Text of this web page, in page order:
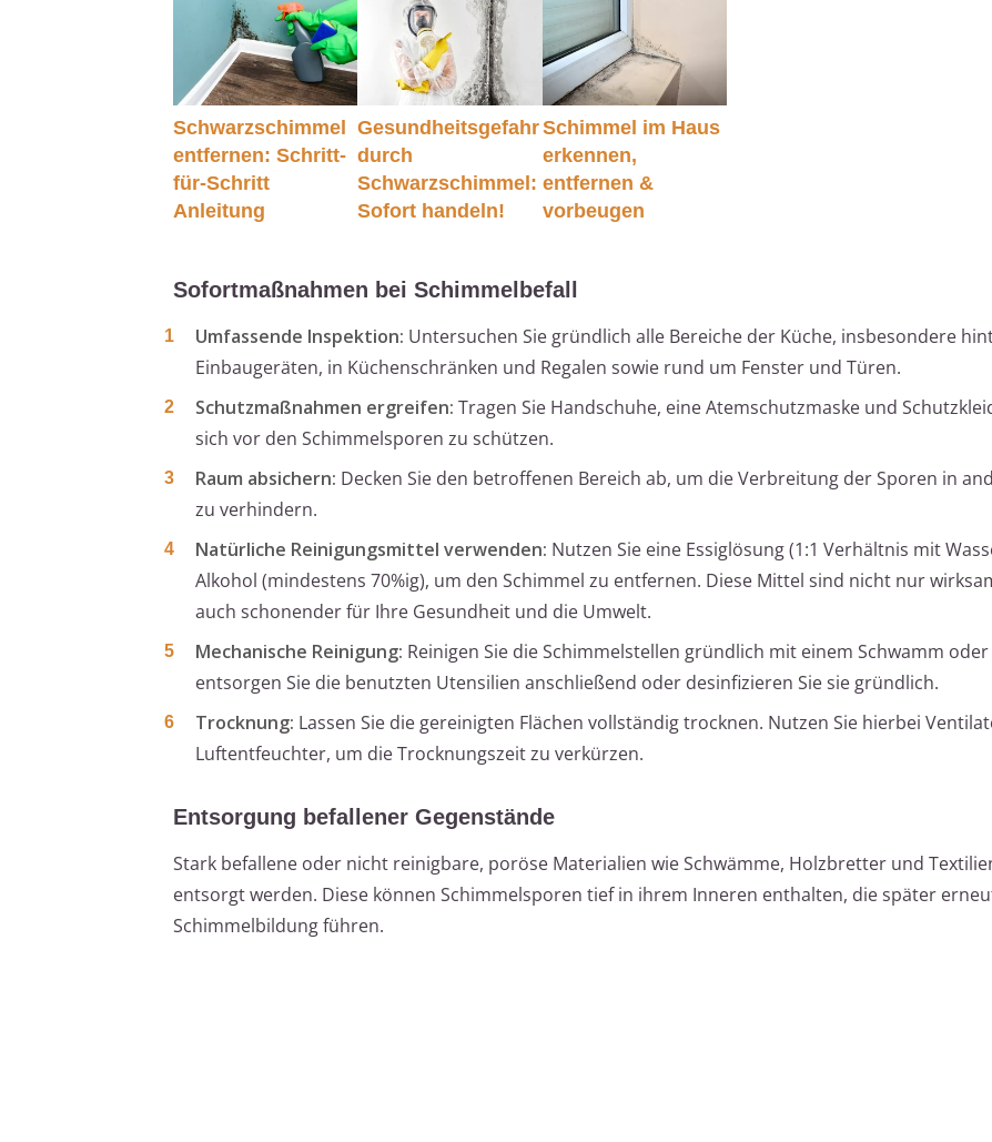
Schwarzschimmel
entfernen: Schritt-
für-Schritt
Anleitung
Gesundheitsgefahr
durch
Schwarzschimmel:
Sofort handeln!
Schimmel im Haus
erkennen,
entfernen &
vorbeugen
Sofortmaßnahmen bei Schimmelbefall
Umfassende Inspektion: Untersuchen Sie gründlich alle Bereiche der Küche, insbesondere
Einbaugeräten, in Küchenschränken und Regalen sowie rund um Fenster und Türen.
Schutzmaßnahmen ergreifen: Tragen Sie Handschuhe, eine Atemschutzmaske und
sich vor den Schimmelsporen zu schützen.
Raum absichern: Decken Sie den betroffenen Bereich ab, um die Verbreitung der Sporen in
zu verhindern.
Natürliche Reinigungsmittel verwenden: Nutzen Sie eine Essiglösung (1:1 Verhältnis mit
Alkohol (mindestens 70%ig), um den Schimmel zu entfernen. Diese Mittel sind nicht nur
auch schonender für Ihre Gesundheit und die Umwelt.
Mechanische Reinigung: Reinigen Sie die Schimmelstellen gründlich mit einem Schwamm
entsorgen Sie die benutzten Utensilien anschließend oder desinfizieren Sie sie gründlich.
Trocknung: Lassen Sie die gereinigten Flächen vollständig trocknen. Nutzen Sie hierbei
Luftentfeuchter, um die Trocknungszeit zu verkürzen.
Entsorgung befallener Gegenstände
Stark befallene oder nicht reinigbare, poröse Materialien wie Schwämme, Holzbretter und
entsorgt werden. Diese können Schimmelsporen tief in ihrem Inneren enthalten, die später
Schimmelbildung führen.